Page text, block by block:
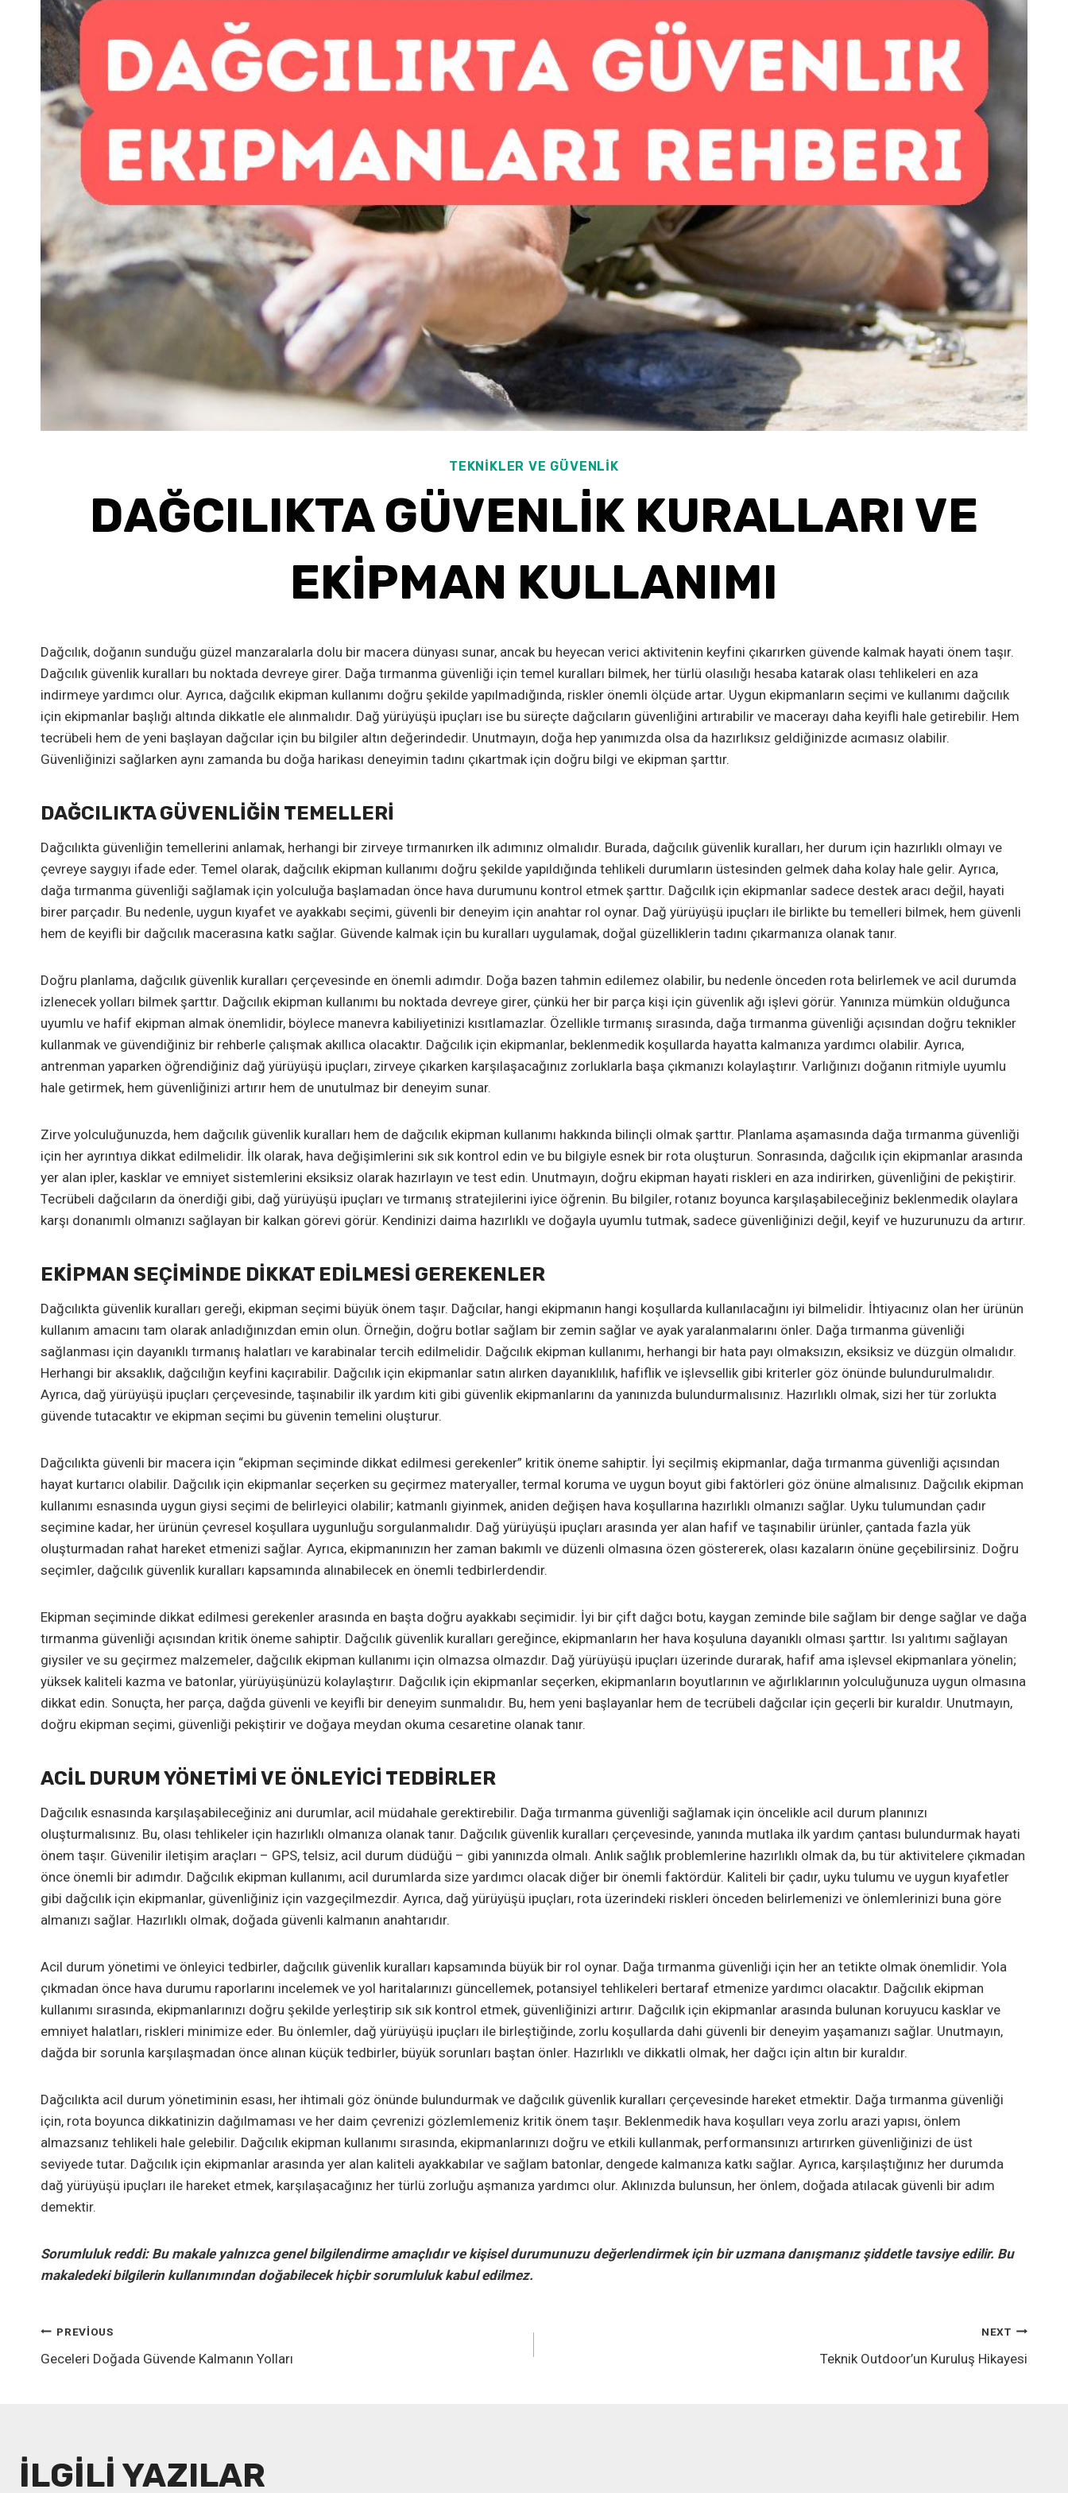
TEKNIKLER VE GÜVENLIK
DAĞCILIKTA GÜVENLIK KURALLARI VE
EKIPMAN KULLANIMI
Dağcılık, doğanın sunduğu güzel manzaralarla dolu bir macera dünyası sunar, ancak bu heyecan verici aktivitenin keyfini çıkarırken güvende kalmak hayati önem taşır.
Dağcılık güvenlik kuralları bu noktada devreye girer. Dağa tırmanma güvenliği için temel kuralları bilmek, her türlü olasılığı hesaba katarak olası tehlikeleri en aza
indirmeye yardımcı olur. Ayrıca, dağcılık ekipman kullanımı doğru şekilde yapılmadığında, riskler önemli ölçüde artar. Uygun ekipmanların seçimi ve kullanımı dağcılık
için ekipmanlar başlığı altında dikkatle ele alınmalıdır. Dağ yürüyüşü ipuçları ise bu süreçte dağcıların güvenliğini artırabilir ve macerayı daha keyifli hale getirebilir. Hem
tecrübeli hem de yeni başlayan dağcılar için bu bilgiler altın değerindedir. Unutmayın, doğa hep yanımızda olsa da hazırlıksız geldiğinizde acımasız olabilir.
Güvenliğinizi sağlarken aynı zamanda bu doğa harikası deneyimin tadını çıkartmak için doğru bilgi ve ekipman şarttır.
DAĞCILIKTA GÜVENLIĞIN TEMELLERI
Dağcılıkta güvenliğin temellerini anlamak, herhangi bir zirveye tırmanırken ilk adımınız olmalıdır. Burada, dağcılık güvenlik kuralları, her durum için hazırlıklı olmayı ve
çevreye saygıyı ifade eder. Temel olarak, dağcılık ekipman kullanımı doğru şekilde yapıldığında tehlikeli durumların üstesinden gelmek daha kolay hale gelir. Ayrıca,
dağa tırmanma güvenliği sağlamak için yolculuğa başlamadan önce hava durumunu kontrol etmek şarttır. Dağcılık için ekipmanlar sadece destek aracı değil, hayati
birer parçadır. Bu nedenle, uygun kıyafet ve ayakkabı seçimi, güvenli bir deneyim için anahtar rol oynar. Dağ yürüyüşü ipuçları ile birlikte bu temelleri bilmek, hem güvenli
hem de keyifli bir dağcılık macerasına katkı sağlar. Güvende kalmak için bu kuralları uygulamak, doğal güzelliklerin tadını çıkarmanıza olanak tanır.
Doğru planlama, dağcılık güvenlik kuralları çerçevesinde en önemli adımdır. Doğa bazen tahmin edilemez olabilir, bu nedenle önceden rota belirlemek ve acil durumda
izlenecek yolları bilmek şarttır. Dağcılık ekipman kullanımı bu noktada devreye girer, çünkü her bir parça kişi için güvenlik ağı işlevi görür. Yanınıza mümkün olduğunca
uyumlu ve hafif ekipman almak önemlidir, böylece manevra kabiliyetinizi kısıtlamazlar. Özellikle tırmanış sırasında, dağa tırmanma güvenliği açısından doğru teknikler
kullanmak ve güvendiğiniz bir rehberle çalışmak akıllıca olacaktır. Dağcılık için ekipmanlar, beklenmedik koşullarda hayatta kalmanıza yardımcı olabilir. Ayrıca,
antrenman yaparken öğrendiğiniz dağ yürüyüşü ipuçları, zirveye çıkarken karşılaşacağınız zorluklarla başa çıkmanızı kolaylaştırır. Varlığınızı doğanın ritmiyle uyumlu
hale getirmek, hem güvenliğinizi artırır hem de unutulmaz bir deneyim sunar.
Zirve yolculuğunuzda, hem dağcılık güvenlik kuralları hem de dağcılık ekipman kullanımı hakkında bilinçli olmak şarttır. Planlama aşamasında dağa tırmanma güvenliği
için her ayrıntıya dikkat edilmelidir. İlk olarak, hava değişimlerini sık sık kontrol edin ve bu bilgiyle esnek bir rota oluşturun. Sonrasında, dağcılık için ekipmanlar arasında
yer alan ipler, kasklar ve emniyet sistemlerini eksiksiz olarak hazırlayın ve test edin. Unutmayın, doğru ekipman hayati riskleri en aza indirirken, güvenliğini de pekiştirir.
Tecrübeli dağcıların da önerdiği gibi, dağ yürüyüşü ipuçları ve tırmanış stratejilerini iyice öğrenin. Bu bilgiler, rotanız boyunca karşılaşabileceğiniz beklenmedik olaylara
karşı donanımlı olmanızı sağlayan bir kalkan görevi görür. Kendinizi daima hazırlıklı ve doğayla uyumlu tutmak, sadece güvenliğinizi değil, keyif ve huzurunuzu da artırır.
EKIPMAN SEÇIMINDE DIKKAT EDILMESI GEREKENLER
Dağcılıkta güvenlik kuralları gereği, ekipman seçimi büyük önem taşır. Dağcılar, hangi ekipmanın hangi koşullarda kullanılacağını iyi bilmelidir. İhtiyacınız olan her ürünün
kullanım amacını tam olarak anladığınızdan emin olun. Örneğin, doğru botlar sağlam bir zemin sağlar ve ayak yaralanmalarını önler. Dağa tırmanma güvenliği
sağlanması için dayanıklı tırmanış halatları ve karabinalar tercih edilmelidir. Dağcılık ekipman kullanımı, herhangi bir hata payı olmaksızın, eksiksiz ve düzgün olmalıdır.
Herhangi bir aksaklık, dağcılığın keyfini kaçırabilir. Dağcılık için ekipmanlar satın alırken dayanıklılık, hafiflik ve işlevsellik gibi kriterler göz önünde bulundurulmalıdır.
Ayrıca, dağ yürüyüşü ipuçları çerçevesinde, taşınabilir ilk yardım kiti gibi güvenlik ekipmanlarını da yanınızda bulundurmalısınız. Hazırlıklı olmak, sizi her tür zorlukta
güvende tutacaktır ve ekipman seçimi bu güvenin temelini oluşturur.
Dağcılıkta güvenli bir macera için “ekipman seçiminde dikkat edilmesi gerekenler” kritik öneme sahiptir. İyi seçilmiş ekipmanlar, dağa tırmanma güvenliği açısından
hayat kurtarıcı olabilir. Dağcılık için ekipmanlar seçerken su geçirmez materyaller, termal koruma ve uygun boyut gibi faktörleri göz önüne almalısınız. Dağcılık ekipman
kullanımı esnasında uygun giysi seçimi de belirleyici olabilir; katmanlı giyinmek, aniden değişen hava koşullarına hazırlıklı olmanızı sağlar. Uyku tulumundan çadır
seçimine kadar, her ürünün çevresel koşullara uygunluğu sorgulanmalıdır. Dağ yürüyüşü ipuçları arasında yer alan hafif ve taşınabilir ürünler, çantada fazla yük
oluşturmadan rahat hareket etmenizi sağlar. Ayrıca, ekipmanınızın her zaman bakımlı ve düzenli olmasına özen göstererek, olası kazaların önüne geçebilirsiniz. Doğru
seçimler, dağcılık güvenlik kuralları kapsamında alınabilecek en önemli tedbirlerdendir.
Ekipman seçiminde dikkat edilmesi gerekenler arasında en başta doğru ayakkabı seçimidir. İyi bir çift dağcı botu, kaygan zeminde bile sağlam bir denge sağlar ve dağa
tırmanma güvenliği açısından kritik öneme sahiptir. Dağcılık güvenlik kuralları gereğince, ekipmanların her hava koşuluna dayanıklı olması şarttır. Isı yalıtımı sağlayan
giysiler ve su geçirmez malzemeler, dağcılık ekipman kullanımı için olmazsa olmazdır. Dağ yürüyüşü ipuçları üzerinde durarak, hafif ama işlevsel ekipmanlara yönelin;
yüksek kaliteli kazma ve batonlar, yürüyüşünüzü kolaylaştırır. Dağcılık için ekipmanlar seçerken, ekipmanların boyutlarının ve ağırlıklarının yolculuğunuza uygun olmasına
dikkat edin. Sonuçta, her parça, dağda güvenli ve keyifli bir deneyim sunmalıdır. Bu, hem yeni başlayanlar hem de tecrübeli dağcılar için geçerli bir kuraldır. Unutmayın,
doğru ekipman seçimi, güvenliği pekiştirir ve doğaya meydan okuma cesaretine olanak tanır.
ACIL DURUM YÖNETIMI VE ÖNLEYICI TEDBIRLER
Dağcılık esnasında karşılaşabileceğiniz ani durumlar, acil müdahale gerektirebilir. Dağa tırmanma güvenliği sağlamak için öncelikle acil durum planınızı
oluşturmalısınız. Bu, olası tehlikeler için hazırlıklı olmanıza olanak tanır. Dağcılık güvenlik kuralları çerçevesinde, yanında mutlaka ilk yardım çantası bulundurmak hayati
önem taşır. Güvenilir iletişim araçları – GPS, telsiz, acil durum düdüğü – gibi yanınızda olmalı. Anlık sağlık problemlerine hazırlıklı olmak da, bu tür aktivitelere çıkmadan
önce önemli bir adımdır. Dağcılık ekipman kullanımı, acil durumlarda size yardımcı olacak diğer bir önemli faktördür. Kaliteli bir çadır, uyku tulumu ve uygun kıyafetler
gibi dağcılık için ekipmanlar, güvenliğiniz için vazgeçilmezdir. Ayrıca, dağ yürüyüşü ipuçları, rota üzerindeki riskleri önceden belirlemenizi ve önlemlerinizi buna göre
almanızı sağlar. Hazırlıklı olmak, doğada güvenli kalmanın anahtarıdır.
Acil durum yönetimi ve önleyici tedbirler, dağcılık güvenlik kuralları kapsamında büyük bir rol oynar. Dağa tırmanma güvenliği için her an tetikte olmak önemlidir. Yola
çıkmadan önce hava durumu raporlarını incelemek ve yol haritalarınızı güncellemek, potansiyel tehlikeleri bertaraf etmenize yardımcı olacaktır. Dağcılık ekipman
kullanımı sırasında, ekipmanlarınızı doğru şekilde yerleştirip sık sık kontrol etmek, güvenliğinizi artırır. Dağcılık için ekipmanlar arasında bulunan koruyucu kasklar ve
emniyet halatları, riskleri minimize eder. Bu önlemler, dağ yürüyüşü ipuçları ile birleştiğinde, zorlu koşullarda dahi güvenli bir deneyim yaşamanızı sağlar. Unutmayın,
dağda bir sorunla karşılaşmadan önce alınan küçük tedbirler, büyük sorunları baştan önler. Hazırlıklı ve dikkatli olmak, her dağcı için altın bir kuraldır.
Dağcılıkta acil durum yönetiminin esası, her ihtimali göz önünde bulundurmak ve dağcılık güvenlik kuralları çerçevesinde hareket etmektir. Dağa tırmanma güvenliği
için, rota boyunca dikkatinizin dağılmaması ve her daim çevrenizi gözlemlemeniz kritik önem taşır. Beklenmedik hava koşulları veya zorlu arazi yapısı, önlem
almazsanız tehlikeli hale gelebilir. Dağcılık ekipman kullanımı sırasında, ekipmanlarınızı doğru ve etkili kullanmak, performansınızı artırırken güvenliğinizi de üst
seviyede tutar. Dağcılık için ekipmanlar arasında yer alan kaliteli ayakkabılar ve sağlam batonlar, dengede kalmanıza katkı sağlar. Ayrıca, karşılaştığınız her durumda
dağ yürüyüşü ipuçları ile hareket etmek, karşılaşacağınız her türlü zorluğu aşmanıza yardımcı olur. Aklınızda bulunsun, her önlem, doğada atılacak güvenli bir adım
demektir.
Sorumluluk reddi: Bu makale yalnızca genel bilgilendirme amaçlıdır ve kişisel durumunuzu değerlendirmek için bir uzmana danışmanız şiddetle tavsiye edilir. Bu
makaledeki bilgilerin kullanımından doğabilecek hiçbir sorumluluk kabul edilmez.
YAZI
PREVIOUS
Geceleri Doğada Güvende Kalmanın Yolları
NEXT
Teknik Outdoor’un Kuruluş Hikayesi
İLGILI YAZILAR